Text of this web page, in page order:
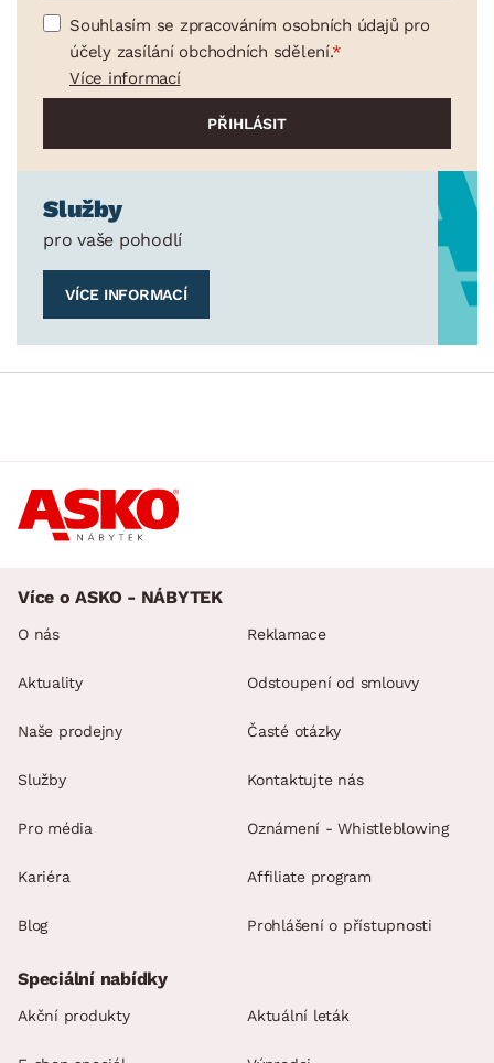
Souhlasím se zpracováním osobních údajů pro
účely zasílání obchodních sdělení.
Více informací
Služby
pro vaše pohodlí
VÍCE INFORMACÍ
Více o ASKO - NÁBYTEK
O nás
Aktuality
Naše prodejny
Služby
Pro média
Kariéra
Blog
Reklamace
Odstoupení od smlouvy
Časté otázky
Kontaktujte nás
Oznámení - Whistleblowing
Affiliate program
Prohlášení o přístupnosti
Speciální nabídky
Akční produkty Aktuální leták